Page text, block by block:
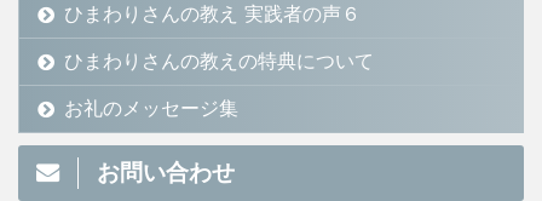
ひまわりさんの教え 実践者の声６
ひまわりさんの教えの特典について
お礼のメッセージ集
お問い合わせ